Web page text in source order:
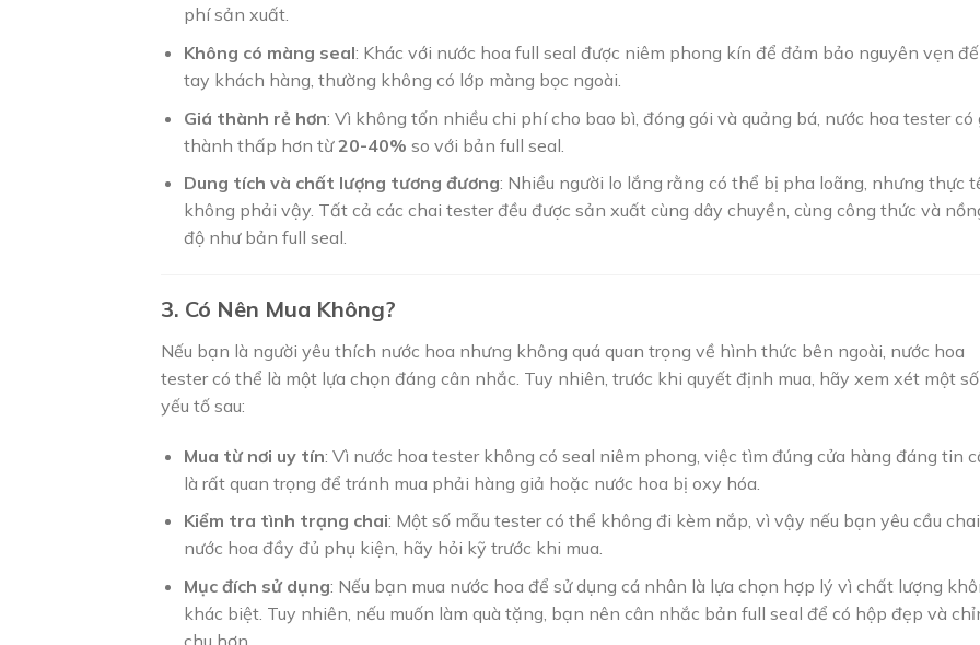
phí sản xuất.
Không có màng seal: Khác với nước hoa full seal được niêm phong kín để đảm bảo nguyên vẹn
tay khách hàng, thường không có lớp màng bọc ngoài.
Giá thành rẻ hơn: Vì không tốn nhiều chi phí cho bao bì, đóng gói và quảng bá, nước hoa tester có
thành thấp hơn từ20-40% so với bản full seal.
Dung tích và chất lượng tương đương: Nhiều người lo lắng rằng có thể bị pha loãng, nhưng thực
không phải vậy. Tất cả các chai tester đều được sản xuất cùng dây chuyền, cùng công thức và
độ như bản full seal.
3. Có Nên Mua Không?
Nếu bạn là người yêu thích nước hoa nhưng không quá quan trọng về hình thức bên ngoài, nước hoa
tester có thể là một lựa chọn đáng cân nhắc. Tuy nhiên, trước khi quyết định mua, hãy xem xét một số
yếu tố sau:
Mua từ nơi uy tín: Vì nước hoa tester không có seal niêm phong, việc tìm đúng cửa hàng đáng tin
là rất quan trọng để tránh mua phải hàng giả hoặc nước hoa bị oxy hóa.
Kiểm tra tình trạng chai: Một số mẫu tester có thể không đi kèm nắp, vì vậy nếu bạn yêu cầu chai
nước hoa đầy đủ phụ kiện, hãy hỏi kỹ trước khi mua.
Mục đích sử dụng: Nếu bạn mua nước hoa để sử dụng cá nhân là lựa chọn hợp lý vì chất lượng
khác biệt. Tuy nhiên, nếu muốn làm quà tặng, bạn nên cân nhắc bản full seal để có hộp đẹp và
chu hơn.